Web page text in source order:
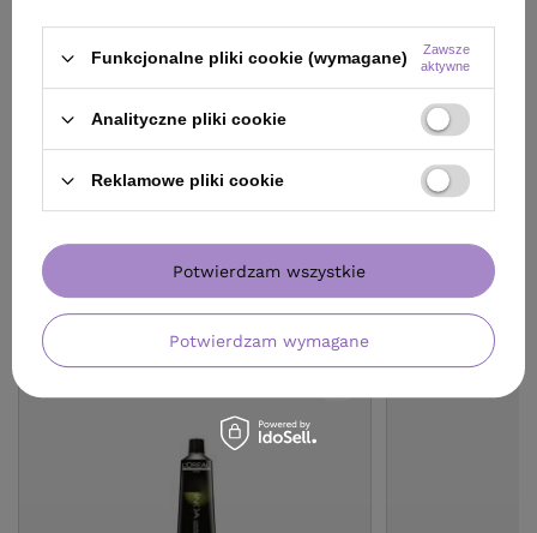
24.99pktpunktów
Do koszyka
wprowadzeniem
Cena katalogowa:
ZOBACZ RÓWNIEŻ
Funkcjonalne pliki cookie (wymagane)
Zawsze
aktywne
Analityczne pliki cookie
Reklamowe pliki cookie
Potwierdzam wymagane
Potwierdzam wszystkie